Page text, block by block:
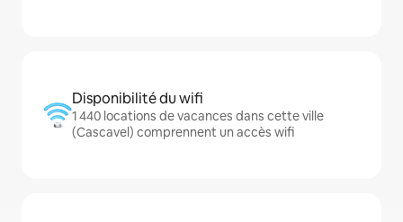
Disponibilité du wifi
1 440 locations de vacances dans cette ville
(Cascavel) comprennent un accès wifi